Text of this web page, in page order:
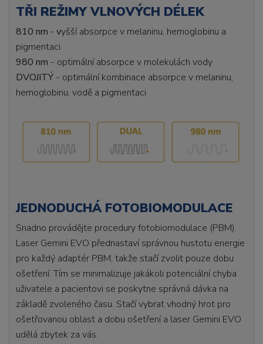
TŘI REŽIMY VLNOVÝCH DÉLEK
810 nm - vyšší absorpce v melaninu, hemoglobinu a
pigmentaci
980 nm - optimální absorpce v molekulách vody
DVOJITÝ - optimální kombinace absorpce v melaninu,
hemoglobinu, vodě a pigmentaci
JEDNODUCHÁ FOTOBIOMODULACE
Snadno provádějte procedury fotobiomodulace (PBM).
Laser Gemini EVO přednastaví správnou hustotu energie
pro každý adaptér PBM, takže stačí zvolit pouze dobu
ošetření. Tím se minimalizuje jakákoli potenciální chyba
uživatele a pacientovi se poskytne správná dávka na
základě zvoleného času. Stačí vybrat vhodný hrot pro
ošetřovanou oblast a dobu ošetření a laser Gemini EVO
udělá zbytek za vás.